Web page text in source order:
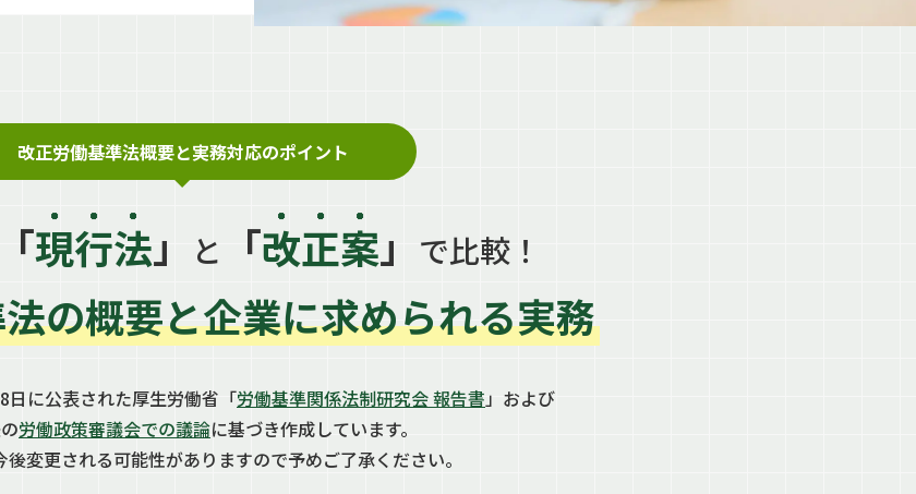
改正労働基準法概要と実務対応のポイント
「現行法」 と 「改正案」 で比較！
の概要と企業に求められる実務
日に公表された厚生労働省「労働基準関係法制研究会 報告書 」および
労働政策審議会での議論に基づき作成しています。
変更される可能性がありますので予めご了承ください。